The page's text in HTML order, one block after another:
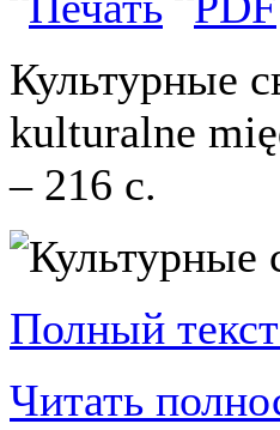
Культурные
kulturalne
– 216 с.
Полный
Читать